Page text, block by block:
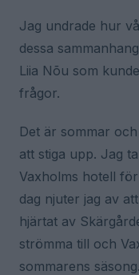
Jag undrade hur
dessa
Liia Nõu som
frågor.
Det är sommar
att stiga upp. Jag
Vaxholms hotell
dag njuter jag av
hjärtat av
strömma till och
sommarens